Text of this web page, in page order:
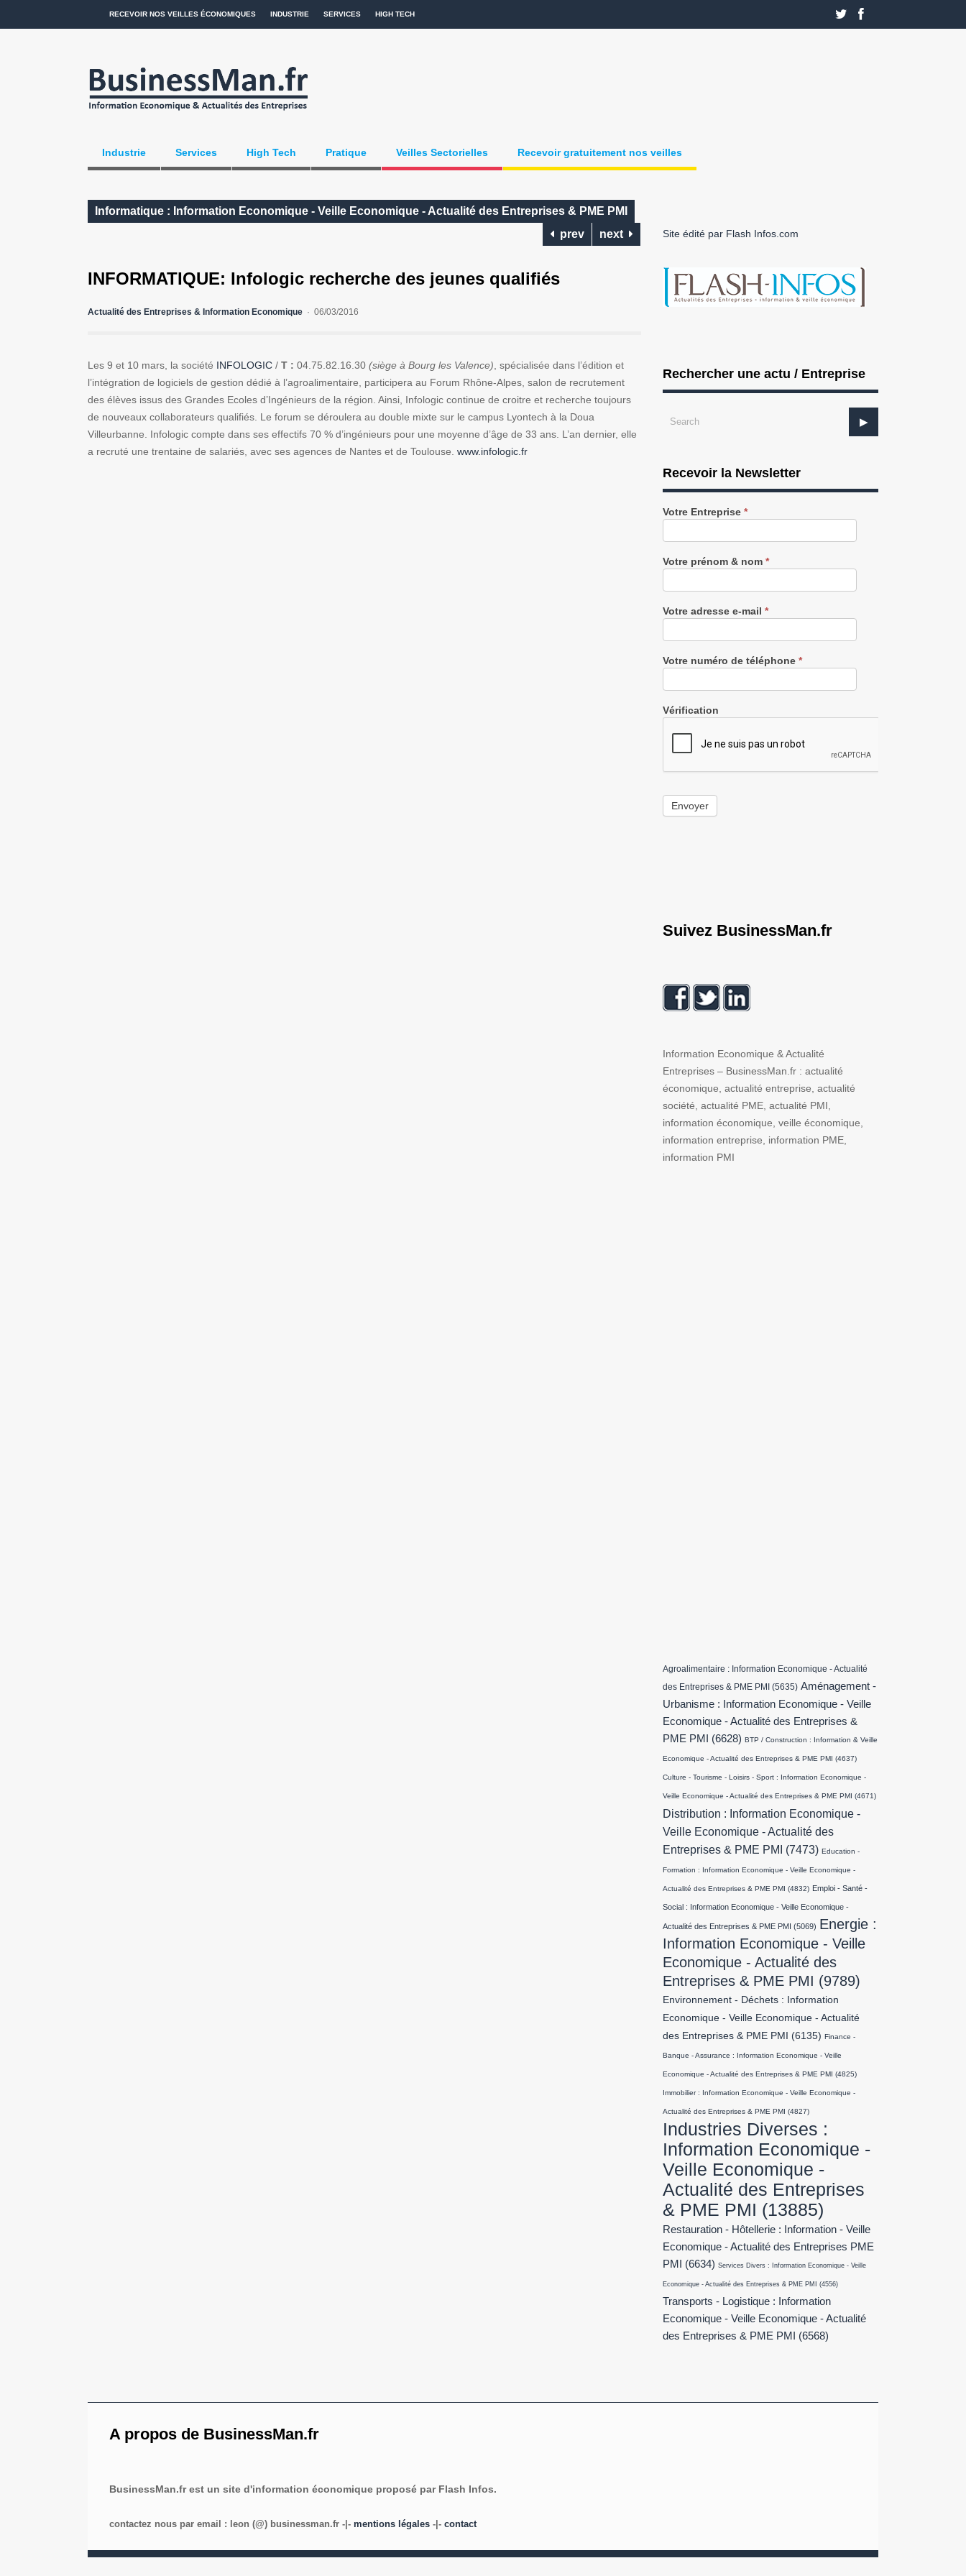
RECEVOIR NOS VEILLES ÉCONOMIQUES INDUSTRIE SERVICES HIGH TECH
Industrie Services High Tech Pratique Veilles Sectorielles Recevoir gratuitement nos veilles
Informatique : Information Economique - Veille Economique - Actualité des Entreprises & PME PMI
prev
next
INFORMATIQUE: Infologic recherche des jeunes qualifiés
Actualité des Entreprises & Information Economique 06/03/2016
Les 9 et 10 mars, la société INFOLOGIC / T : 04.75.82.16.30 (siège à Bourg les Valence), spécialisée dans l’édition et
l’intégration de logiciels de gestion dédié à l’agroalimentaire, participera au Forum Rhône-Alpes, salon de recrutement
des élèves issus des Grandes Ecoles d’Ingénieurs de la région. Ainsi, Infologic continue de croitre et recherche toujours
de nouveaux collaborateurs qualifiés. Le forum se déroulera au double mixte sur le campus Lyontech à la Doua
Villeurbanne. Infologic compte dans ses effectifs 70 % d’ingénieurs pour une moyenne d’âge de 33 ans. L’an dernier, elle
a recruté une trentaine de salariés, avec ses agences de Nantes et de Toulouse. www.infologic.fr
Site édité par Flash Infos.com
Rechercher une actu / Entreprise
Recevoir la Newsletter
Recevez
notre
gratuitement
Votre Entreprise *
Votre prénom & nom *
Votre adresse e-mail *
Votre numéro de téléphone *
Vérification
Envoyer
Suivez BusinessMan.fr
Information Economique & Actualité
Entreprises – BusinessMan.fr : actualité
économique, actualité entreprise, actualité
société, actualité PME, actualité PMI,
information économique, veille économique,
information entreprise, information PME,
information PMI
Agroalimentaire : Information Economique - Actualité
des Entreprises & PME PMI (5635) Aménagement -
Urbanisme : Information Economique - Veille
Economique - Actualité des Entreprises &
PME PMI
(6628) BTP / Construction : Information & Veille
Economique - Actualité des Entreprises & PME PMI (4637)
Culture - Tourisme - Loisirs - Sport : Information Economique -
Veille Economique - Actualité des Entreprises & PME PMI (4671)
Distribution : Information Economique -
Veille Economique - Actualité des
Entreprises & PME PMI (7473) Education -
Formation : Information Economique - Veille Economique -
Actualité des Entreprises & PME PMI (4832) Emploi - Santé -
Social : Information Economique - Veille Economique -
Actualité des Entreprises & PME PMI (5069) Energie :
Information Economique - Veille
Economique - Actualité des
Entreprises & PME PMI (9789)
Environnement - Déchets : Information
Economique - Veille Economique - Actualité
des Entreprises & PME PMI
(6135) Finance -
Banque - Assurance : Information Economique - Veille
Economique - Actualité des Entreprises & PME PMI (4825)
Immobilier : Information Economique - Veille Economique -
Actualité des Entreprises & PME PMI (4827)
Industries Diverses :
Information Economique -
Veille Economique -
Actualité des Entreprises
& PME PMI (13885)
Restauration - Hôtellerie : Information - Veille
Economique - Actualité des Entreprises PME
PMI
(6634) Services Divers : Information Economique - Veille
Economique - Actualité des Entreprises & PME PMI (4556)
Transports - Logistique : Information
Economique - Veille Economique - Actualité
des Entreprises & PME PMI
(6568)
A propos de BusinessMan.fr
BusinessMan.fr est un site d'information économique proposé par Flash Infos.
contactez nous par email : leon (@) businessman.fr -|- mentions légales -|- contact